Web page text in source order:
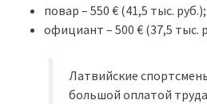
повар – 550 € (41,5 тыс. руб.);
официант – 500 € (37,5 тыс.
Латвийские
большой оплатой